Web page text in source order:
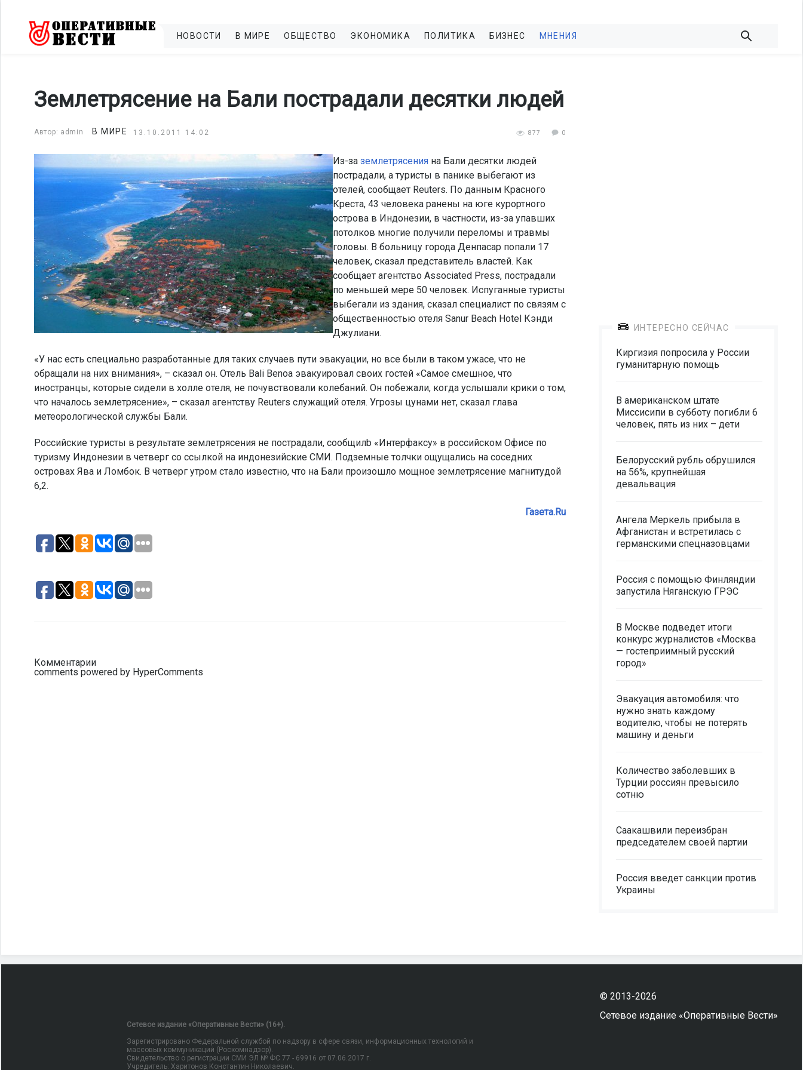
НОВОСТИ В МИРЕ ОБЩЕСТВО ЭКОНОМИКА ПОЛИТИКА БИЗНЕС МНЕНИЯ
Землетрясение на Бали пострадали десятки людей
Автор: admin В МИРЕ 13.10.2011 14:02 877 0
Из-за землетрясения на Бали десятки людей
пострадали, а туристы в панике выбегают из
отелей, сообщает Reuters. По данным Красного
Креста, 43 человека ранены на юге курортного
острова в Индонезии, в частности, из-за упавших
потолков многие получили переломы и травмы
головы. В больницу города Денпасар попали 17
человек, сказал представитель властей. Как
сообщает агентство Associated Press, пострадали
по меньшей мере 50 человек. Испуганные туристы
выбегали из здания, сказал специалист по связям с
общественностью отеля Sanur Beach Hotel Кэнди
Джулиани.
«У нас есть специально разработанные для таких случаев пути эвакуации, но все были в таком ужасе, что не
обращали на них внимания», – сказал он. Отель Bali Benoa эвакуировал своих гостей «Самое смешное, что
иностранцы, которые сидели в холле отеля, не почувствовали колебаний. Он побежали, когда услышали крики о том,
что началось землетрясение», – сказал агентству Reuters служащий отеля. Угрозы цунами нет, сказал глава
метеорологической службы Бали.
Российские туристы в результате землетрясения не пострадали, сообщилb «Интерфаксу» в российском Офисе по
туризму Индонезии в четверг со ссылкой на индонезийские СМИ. Подземные толчки ощущались на соседних
островах Ява и Ломбок. В четверг утром стало известно, что на Бали произошло мощное землетрясение магнитудой
6,2.
Газета.Ru
Комментарии
comments powered by HyperComments
ИНТЕРЕСНО СЕЙЧАС
Киргизия попросила у России
гуманитарную помощь
В американском штате
Миссисипи в субботу погибли 6
человек, пять из них – дети
Белорусский рубль обрушился
на 56%, крупнейшая
девальвация
Ангела Меркель прибыла в
Афганистан и встретилась с
германскими спецназовцами
Россия с помощью Финляндии
запустила Няганскую ГРЭС
В Москве подведет итоги
конкурс журналистов «Москва
— гостеприимный русский
город»
Эвакуация автомобиля: что
нужно знать каждому
водителю, чтобы не потерять
машину и деньги
Количество заболевших в
Турции россиян превысило
сотню
Саакашвили переизбран
председателем своей партии
Россия введет санкции против
Украины
Сетевое издание «Оперативные Вести» (16+).
Зарегистрировано Федеральной службой по надзору в сфере связи, информационных технологий и
массовых коммуникаций (Роскомнадзор).
Свидетельство о регистрации СМИ ЭЛ № ФС 77 - 69916 от 07.06.2017 г.
Учредитель: Харитонов Константин Николаевич.
© 2013-2026
Сетевое издание «Оперативные Вести»